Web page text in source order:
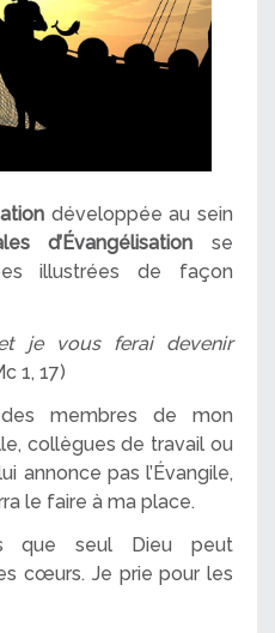
développée au sein
d’Évangélisation se
illustrées de façon
je vous ferai devenir
1, 17)
membres de mon
collègues de travail ou
annonce pas l’Évangile,
le faire à ma place.
que seul Dieu peut
cœurs. Je prie pour les